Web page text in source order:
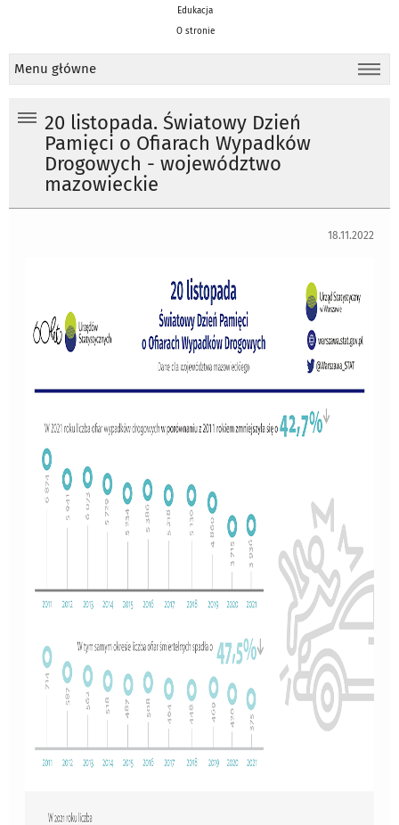
Edukacja
O stronie
Menu główne
20 listopada. Światowy Dzień
Pamięci o Ofiarach Wypadków
Drogowych - województwo
mazowieckie
18.11.2022